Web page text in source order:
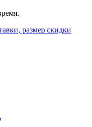
размер скидки